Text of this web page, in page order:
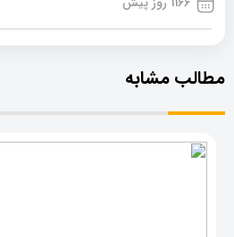
مطالب مشابه